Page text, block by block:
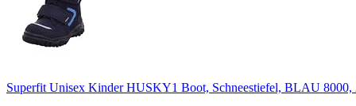
Superfit Unisex Kinder HUSKY1 Boot, Schneestiefel, BLAU 8000,